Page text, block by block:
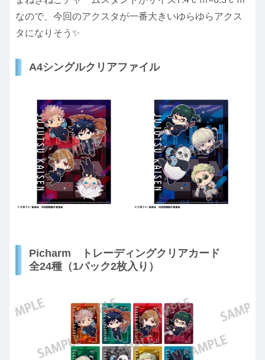
なので、今回のアクスタが一番大きいゆらゆらアクス
タになりそう✨
A4シングルクリアファイル
Picharm トレーディングクリアカード
全24種（1パック2枚入り）